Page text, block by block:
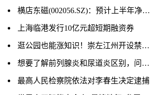
横店东磁(002056.SZ)：预计上半年净利润同比增长48%～58%
上海临港发行10亿元超短期融资券
逛公园也能涨知识！崇左江州开设禁毒主题公园
想要了解前列腺炎和尿道炎区别，问诊可以到江西抚州博大男科医院
最高人民检察院依法对李春生决定逮捕